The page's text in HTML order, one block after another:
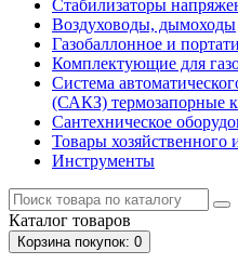
Cтабилизаторы
Воздуховоды, дымоходы
Газобаллонное и
Комплектующие для
Система
(САКЗ) термозапорные
Сантехническое
Товары хозяйственного
Инструменты
Каталог товаров
Корзинапокупок: 0